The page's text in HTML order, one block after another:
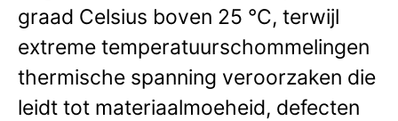
graad Celsius boven 25 °C, terwijl
extreme temperatuurschommelingen
thermische spanning veroorzaken die
leidt tot materiaalmoeheid, defecten